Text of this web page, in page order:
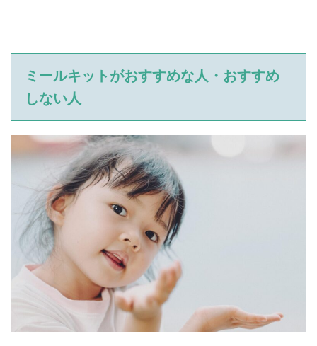
ミールキットがおすすめな人・おすすめ
しない人